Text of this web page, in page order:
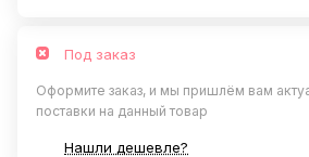
Под заказ
Оформите заказ, и мы пришлём вам
поставки на данный товар
Нашли дешевле?